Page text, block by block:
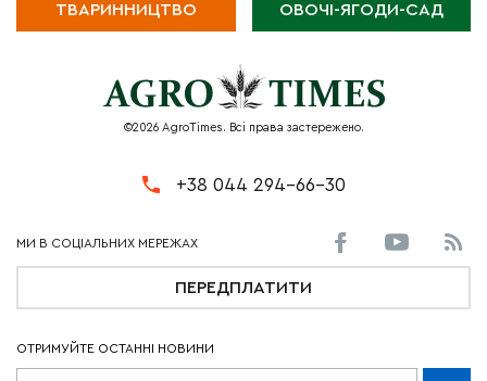
ТВАРИННИЦТВО ОВОЧІ-ЯГОДИ-САД
©2026 AgroTimes. Всі права застережено.
+38 044 294-66-30
ПЕРЕДПЛАТИТИ
ОТРИМУЙТЕ ОСТАННІ НОВИНИ